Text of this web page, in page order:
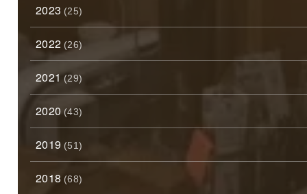
2023 (25)
2022 (26)
2021 (29)
2020 (43)
2019 (51)
2018 (68)